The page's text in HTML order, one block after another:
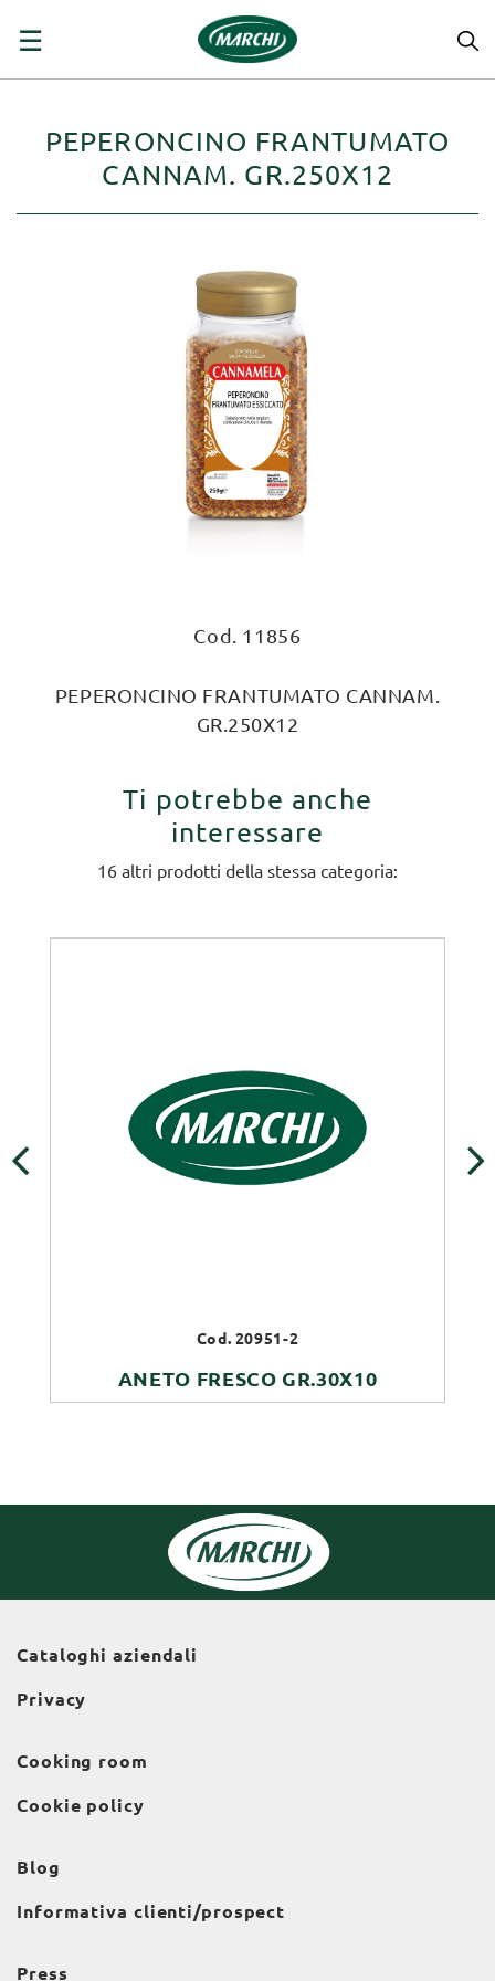
navigazione
☰
PEPERONCINO FRANTUMATO
CANNAM. GR.250X12
Cod. 11856
PEPERONCINO FRANTUMATO CANNAM.
GR.250X12
Ti potrebbe anche
interessare
16 altri prodotti della stessa categoria:
Cod. 20951-2
ANETO FRESCO GR.30X10
Cataloghi aziendali
Privacy
Cooking room
Cookie policy
Blog
Informativa clienti/prospect
Press